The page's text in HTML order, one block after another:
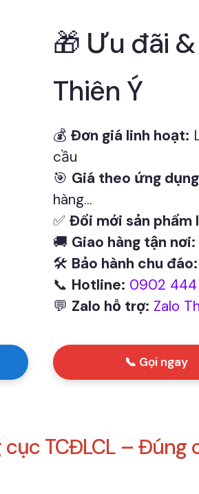
🎁 Ưu đãi
Thiên Ý
💰 Đơn giá linh hoạt:
cầu
🎯 Giá theo ứng
hàng...
✅ Đổi mới sản phẩm
🚚 Giao hàng tận nơi:
🛠 Bảo hành chu đáo:
📞 Hotline: 0902 444
💬 Zalo hỗ trợ: Zalo
📞 Gọi ngay
TCĐLCL – Đúng